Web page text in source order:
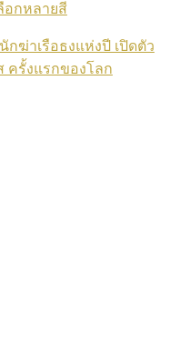
อกหลายสี
นักฆ่าเรือธงแห่งปี เปิดตัว
ครั้งแรกของโลก